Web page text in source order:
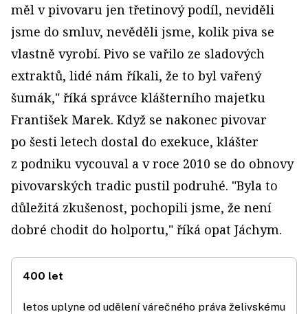
měl v pivovaru jen třetinový podíl, neviděli
jsme do smluv, nevěděli jsme, kolik piva se
vlastně vyrobí. Pivo se vařilo ze sladových
extraktů, lidé nám říkali, že to byl vařený
šumák," říká správce klášterního majetku
František Marek. Když se nakonec pivovar
po šesti letech dostal do exekuce, klášter
z podniku vycouval a v roce 2010 se do obnovy
pivovarských tradic pustil podruhé. "Byla to
důležitá zkušenost, pochopili jsme, že není
dobré chodit do holportu," říká opat Jáchym.
400 let
letos uplyne od udělení várečného práva želivskému